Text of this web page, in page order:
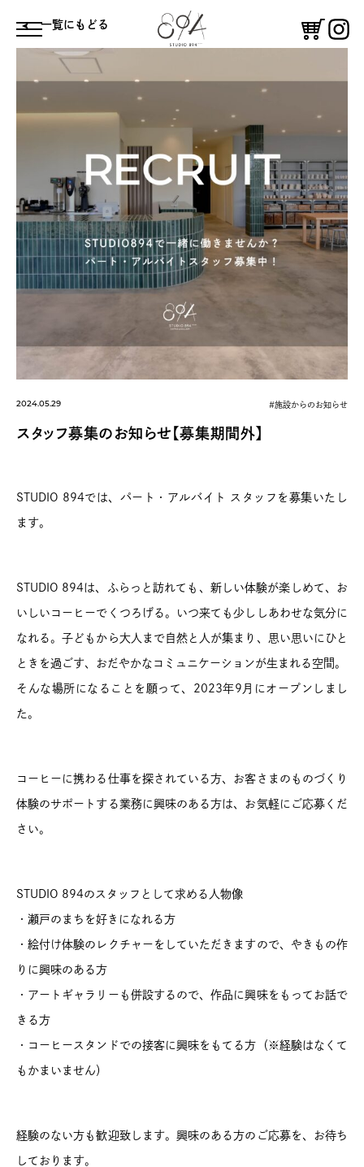
体験する
絵付け体験 鑑賞する
ギャラリー 憩う
コーヒースタンド
⼀覧にもどる
2024.05.29 #施設からのお知らせ
スタッフ募集のお知らせ【募集期間外】
STUDIO 894では、パート・アルバイト スタッフを募集いたし
ます。
STUDIO 894は、ふらっと訪れても、新しい体験が楽しめて、お
いしいコーヒーでくつろげる。いつ来ても少ししあわせな気分に
なれる。子どもから大人まで自然と人が集まり、思い思いにひと
ときを過ごす、おだやかなコミュニケーションが生まれる空間。
そんな場所になることを願って、2023年9月にオープンしまし
た。
コーヒーに携わる仕事を探されている方、お客さまのものづくり
体験のサポートする業務に興味のある方は、お気軽にご応募くだ
さい。⁡
STUDIO 894のスタッフとして求める人物像
・瀬戸のまちを好きになれる方
・絵付け体験のレクチャーをしていただきますので、やきもの作
りに興味のある方
・アートギャラリーも併設するので、作品に興味をもってお話で
きる方
・コーヒースタンドでの接客に興味をもてる方（※経験はなくて
もかまいません）
経験のない方も歓迎致します。興味のある方のご応募を、お待ち
しております。